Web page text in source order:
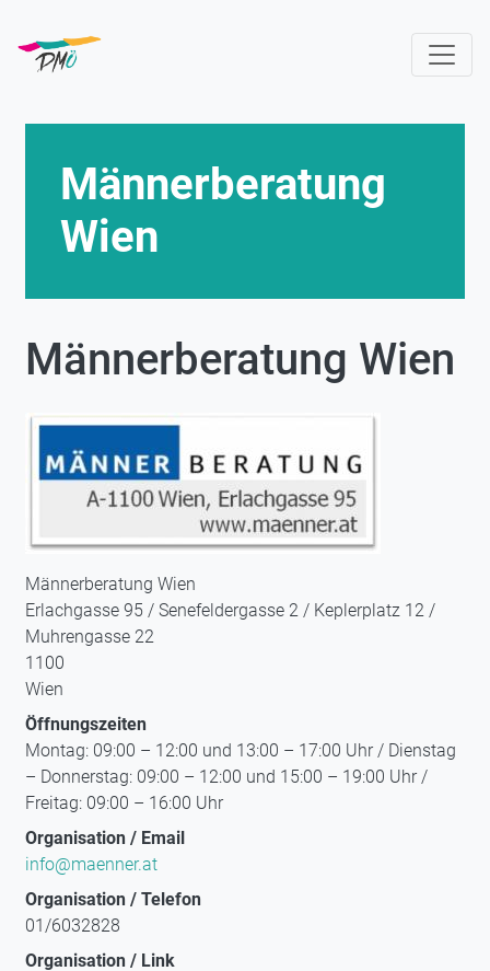
zum
Inhalt
Männerberatung
Wien
Männerberatung Wien
Männerberatung Wien
Erlachgasse 95 / Senefeldergasse 2 / Keplerplatz 12 /
Muhrengasse 22
1100
Wien
Öffnungszeiten
Montag: 09:00 – 12:00 und 13:00 – 17:00 Uhr / Dienstag
– Donnerstag: 09:00 – 12:00 und 15:00 – 19:00 Uhr /
Freitag: 09:00 – 16:00 Uhr
Organisation / Email
info@maenner.at
Organisation / Telefon
01/6032828
Organisation / Link